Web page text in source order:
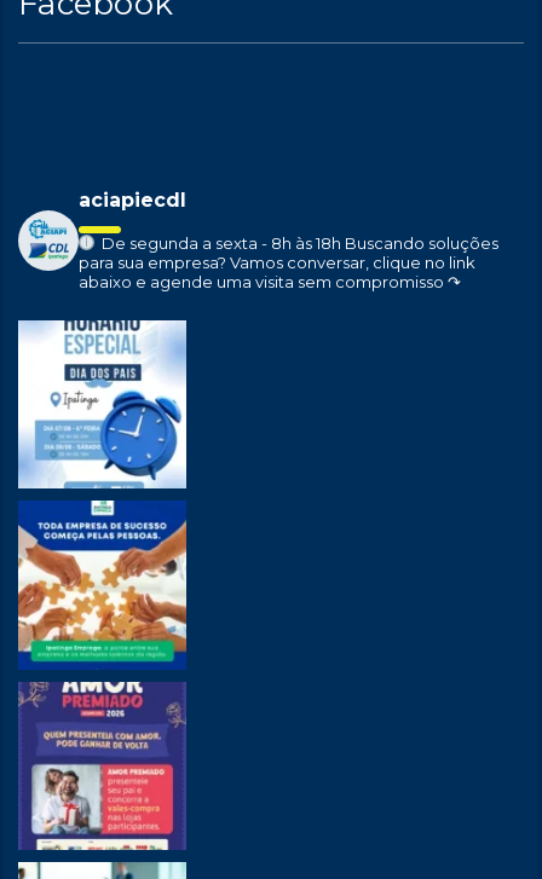
aciapiecdl
De segunda a sexta - 8h às 18h Buscando soluções
para sua empresa? Vamos conversar, clique no link
abaixo e agende uma visita sem compromisso ↷